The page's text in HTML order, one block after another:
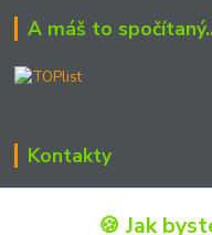
A máš to
Kontakty
🍪 Jak